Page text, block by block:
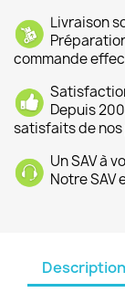
Livraison
commande
Depuis
satisfaits de
Un SAV à
Notre SAV
Description